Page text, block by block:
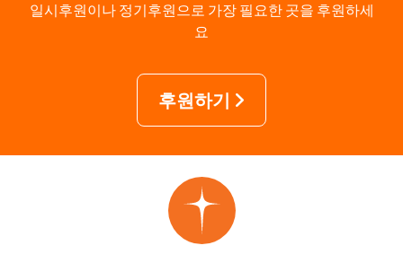
일시후원이나 정기후원으로 가장 필요한 곳을 후원하세
요
후원하기